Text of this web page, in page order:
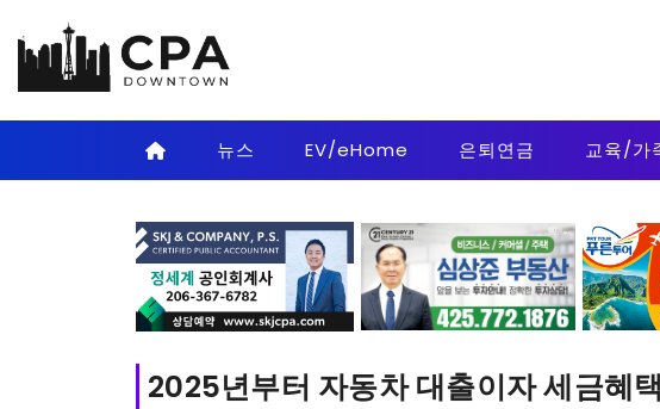
뉴스 EV/eHome 은퇴연금 교육/가
2025년부터 자동차 대출이자 세금